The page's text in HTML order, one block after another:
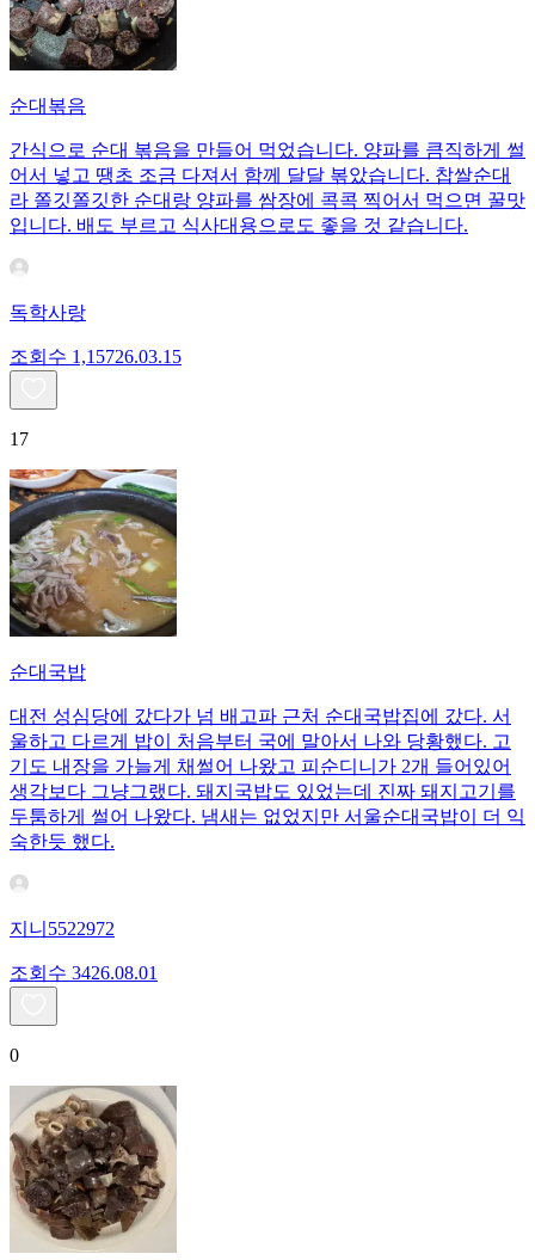
순대볶음
간식으로 순대 볶음을 만들어 먹었습니다. 양파를 큼직하게 썰
어서 넣고 땡초 조금 다져서 함께 달달 볶았습니다. 찹쌀순대
라 쫄깃쫄깃한 순대랑 양파를 쌈장에 콕콕 찍어서 먹으면 꿀맛
입니다. 배도 부르고 식사대용으로도 좋을 것 같습니다.
독학사랑
조회수 1,15726.03.15
17
순대국밥
대전 성심당에 갔다가 넘 배고파 근처 순대국밥집에 갔다. 서
울하고 다르게 밥이 처음부터 국에 말아서 나와 당황했다. 고
기도 내장을 가늘게 채썰어 나왔고 피순디니가 2개 들어있어
생각보다 그냥그랬다. 돼지국밥도 있었는데 진짜 돼지고기를
두툼하게 썰어 나왔다. 냄새는 없었지만 서울순대국밥이 더 익
숙한듯 했다.
지니5522972
조회수 3426.08.01
0